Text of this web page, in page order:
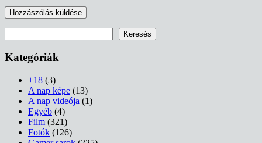
Keresés
Kategóriák
+18 (3)
A nap képe (13)
A nap videója (1)
Egyéb (4)
Film (321)
Fotók (126)